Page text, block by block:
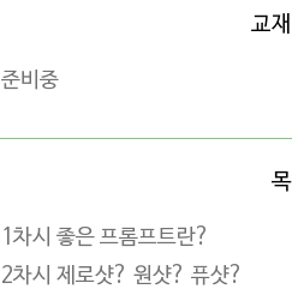
교
준비중
1차시 좋은 프롬프트란?
2차시 제로샷? 원샷? 퓨샷?